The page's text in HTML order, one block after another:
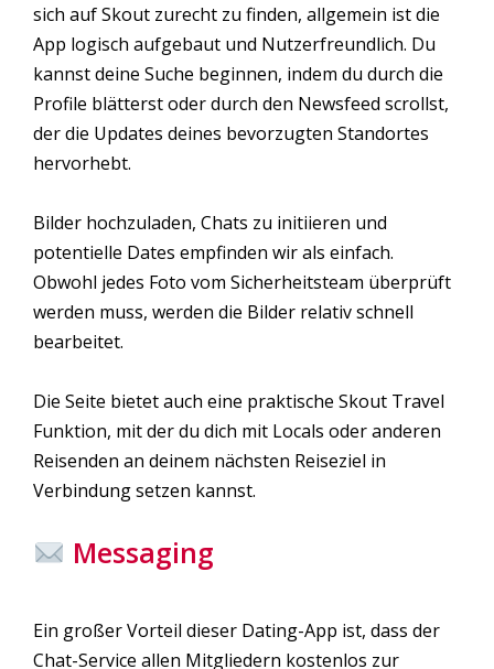
sich auf Skout zurecht zu finden, allgemein ist die
App logisch aufgebaut und Nutzerfreundlich. Du
kannst deine Suche beginnen, indem du durch die
Profile blätterst oder durch den Newsfeed scrollst,
der die Updates deines bevorzugten Standortes
hervorhebt.
Bilder hochzuladen, Chats zu initiieren und
potentielle Dates empfinden wir als einfach.
Obwohl jedes Foto vom Sicherheitsteam überprüft
werden muss, werden die Bilder relativ schnell
bearbeitet.
Die Seite bietet auch eine praktische Skout Travel
Funktion, mit der du dich mit Locals oder anderen
Reisenden an deinem nächsten Reiseziel in
Verbindung setzen kannst.
Messaging
Ein großer Vorteil dieser Dating-App ist, dass der
Chat-Service allen Mitgliedern kostenlos zur